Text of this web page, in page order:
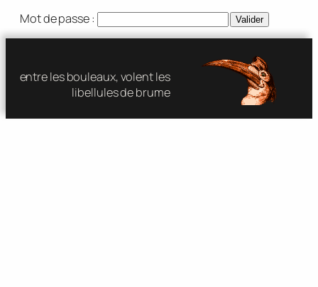
Mot de passe :
entre les bouleaux, volent les
libellules de brume